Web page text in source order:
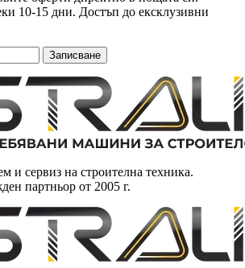
10-15 дни. Достъп до ексклузивни
Записване
и сервиз на строителна техника.
партньор от 2005 г.